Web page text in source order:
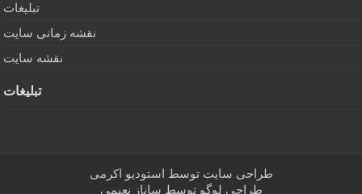
تبلیغات
نقشه زمانی سایت
نقشه سایت
تبلیغات
طراحی سایت توسط استودیو اکرمی
طراحی لوگو توسط ساناز نعیمی